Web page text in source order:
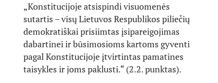
„Konstitucijoje atsispindi visuomenės
sutartis – visų Lietuvos Respublikos piliečių
demokratiškai prisiimtas įsipareigojimas
dabartinei ir būsimosioms kartoms gyventi
pagal Konstitucijoje įtvirtintas pamatines
taisykles ir joms paklusti.“ (2.2. punktas).